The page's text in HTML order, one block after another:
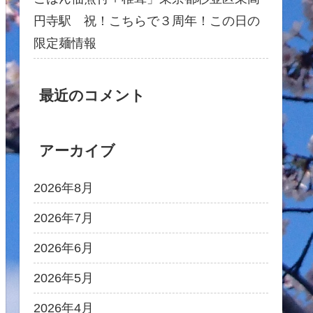
円寺駅 祝！こちらで３周年！この日の
限定麺情報
最近のコメント
アーカイブ
2026年8月
2026年7月
2026年6月
2026年5月
2026年4月